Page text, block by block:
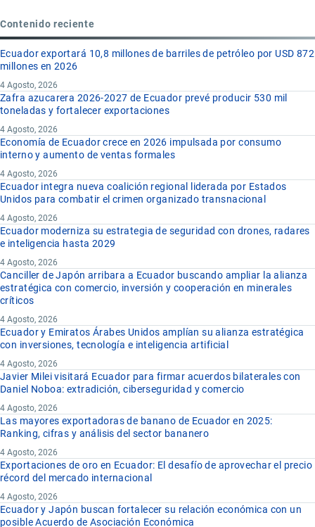
Contenido reciente
Ecuador exportará 10,8 millones de barriles de petróleo por USD 872
millones en 2026
4 Agosto, 2026
Zafra azucarera 2026-2027 de Ecuador prevé producir 530 mil
toneladas y fortalecer exportaciones
4 Agosto, 2026
Economía de Ecuador crece en 2026 impulsada por consumo
interno y aumento de ventas formales
4 Agosto, 2026
Ecuador integra nueva coalición regional liderada por Estados
Unidos para combatir el crimen organizado transnacional
4 Agosto, 2026
Ecuador moderniza su estrategia de seguridad con drones, radares
e inteligencia hasta 2029
4 Agosto, 2026
Canciller de Japón arribara a Ecuador buscando ampliar la alianza
estratégica con comercio, inversión y cooperación en minerales
críticos
4 Agosto, 2026
Ecuador y Emiratos Árabes Unidos amplían su alianza estratégica
con inversiones, tecnología e inteligencia artificial
4 Agosto, 2026
Javier Milei visitará Ecuador para firmar acuerdos bilaterales con
Daniel Noboa: extradición, ciberseguridad y comercio
4 Agosto, 2026
Las mayores exportadoras de banano de Ecuador en 2025:
Ranking, cifras y análisis del sector bananero
4 Agosto, 2026
Exportaciones de oro en Ecuador: El desafío de aprovechar el precio
récord del mercado internacional
4 Agosto, 2026
Ecuador y Japón buscan fortalecer su relación económica con un
posible Acuerdo de Asociación Económica